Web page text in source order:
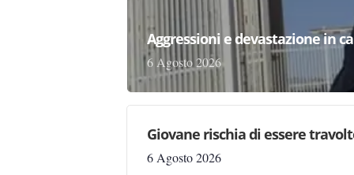
Aggressioni e devastazione in
6 Agosto 2026
Giovane rischia di essere
6 Agosto 2026